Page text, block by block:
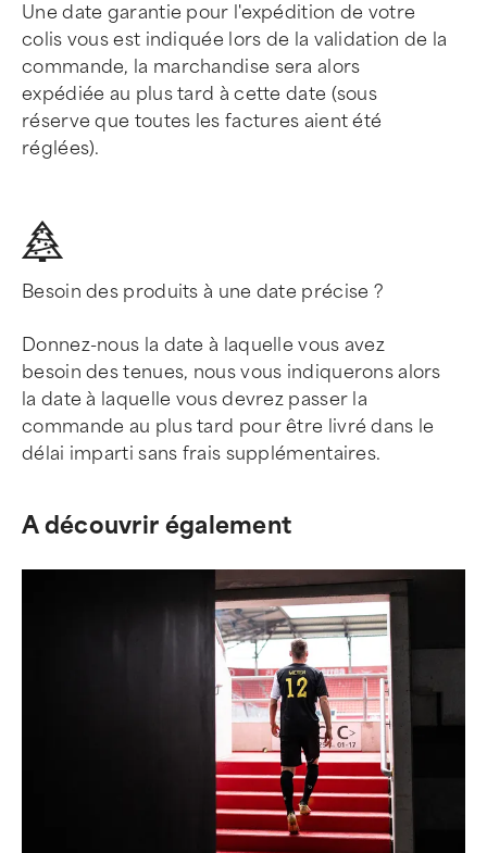
Une date garantie pour l'expédition de votre
colis vous est indiquée lors de la validation de la
commande, la marchandise sera alors
expédiée au plus tard à cette date (sous
réserve que toutes les factures aient été
réglées).
Besoin des produits à une date précise ?
Donnez-nous la date à laquelle vous avez
besoin des tenues, nous vous indiquerons alors
la date à laquelle vous devrez passer la
commande au plus tard pour être livré dans le
délai imparti sans frais supplémentaires.
A découvrir également